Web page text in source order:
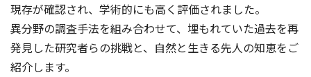
現存が確認され、学術的にも高く評価されました。
異分野の調査手法を組み合わせて、埋もれていた過去を再
発見した研究者らの挑戦と、自然と生きる先人の知恵をご
紹介します。